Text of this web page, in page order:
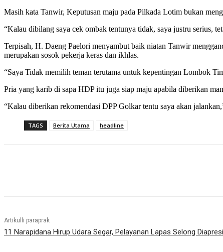
Masih kata Tanwir, Keputusan maju pada Pilkada Lotim bukan
“Kalau dibilang saya cek ombak tentunya tidak, saya justru serius,
Terpisah, H. Daeng Paelori menyambut baik niatan Tanwir
merupakan sosok pekerja keras dan ikhlas.
“Saya Tidak memilih teman terutama untuk kepentingan Lombok
Pria yang karib di sapa HDP itu juga siap maju apabila diberikan
“Kalau diberikan rekomendasi DPP Golkar tentu saya akan
TAGS Berita Utama headline
Artikulli paraprak
11 Narapidana Hirup Udara Segar, Pelayanan Lapas Selong